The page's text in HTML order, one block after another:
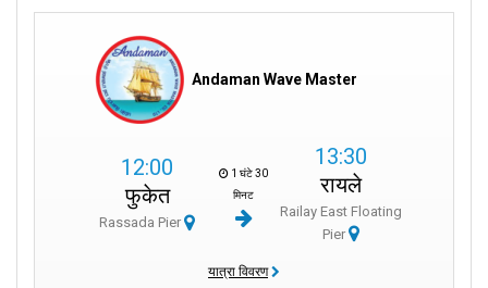
Andaman Wave Master
12:00
फुकेत
Rassada Pier
1 घंटे 30
मिनट
13:30
रायले
Railay East Floating
Pier
यात्रा विवरण